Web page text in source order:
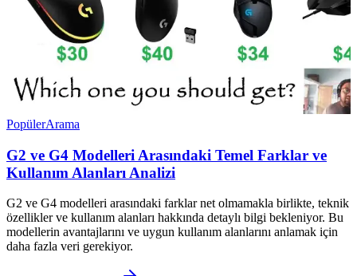
PopülerArama
G2 ve G4 Modelleri Arasındaki Temel Farklar ve
Kullanım Alanları Analizi
G2 ve G4 modelleri arasındaki farklar net olmamakla birlikte, teknik
özellikler ve kullanım alanları hakkında detaylı bilgi bekleniyor. Bu
modellerin avantajlarını ve uygun kullanım alanlarını anlamak için
daha fazla veri gerekiyor.